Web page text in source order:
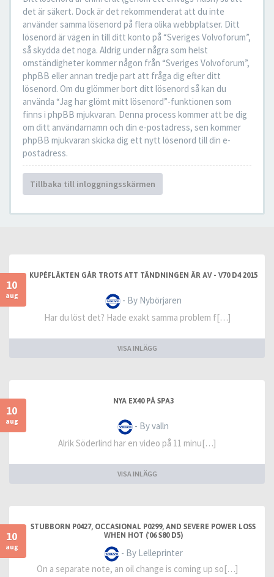
det är säkert. Dock är det rekommenderat att du inte
använder samma lösenord på flera olika webbplatser. Ditt
lösenord är vägen in till ditt konto på “Sveriges Volvoforum”,
så skydda det noga. Aldrig under några som helst
omständigheter kommer någon från “Sveriges Volvoforum”,
phpBB eller annan tredje part att fråga dig efter ditt
lösenord. Om du glömmer bort ditt lösenord så kan du
använda “Jag har glömt mitt lösenord”-funktionen som
finns i phpBB mjukvaran. Denna process kommer att be dig
om ditt användarnamn och din e-postadress, sen kommer
phpBB mjukvaran skicka dig ett nytt lösenord till din e-
postadress.
Tillbaka till inloggningsskärmen
10
aug
KUPÉFLÄKTEN GÅR TROTS ATT TÄNDNINGEN ÄR AV - V70 D4 2015
- By Nybörjaren
Har du löst det? Hade exakt samma problem f[…]
VISA INLÄGG
10
aug
NYA EX40 PÅ SPA3
- By valln
Alrik Söderlind har en video på 11 minu[…]
VISA INLÄGG
10
aug
STUBBORN P0427, OCCASIONAL P0299, AND SEVERE POWER LOSS
WHEN HOT ('06 S80 D5)
- By Lelleprinter
On a separate note, an oil change is coming up so[…]